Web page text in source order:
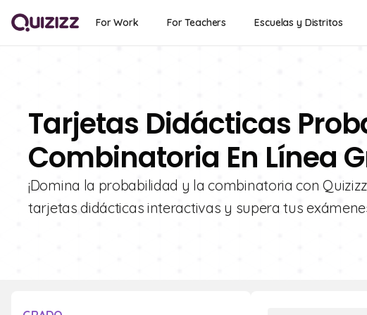
For Work For Teachers Escuelas y Distritos
Tarjetas Didácticas
Combinatoria En Línea
¡Domina la probabilidad y la combinatoria con
tarjetas didácticas interactivas y supera tus